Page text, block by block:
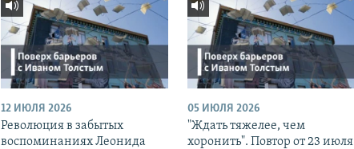
12 ИЮЛЯ 2026
Революция в забытых
воспоминаниях Леонида
05 ИЮЛЯ 2026
"Ждать тяжелее, чем
хоронить". Повтор от 23 июля